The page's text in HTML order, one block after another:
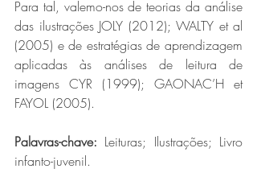
Para tal, valemo-nos de teorias da análise
das ilustrações JOLY (2012); WALTY et al
(2005) e de estratégias de aprendizagem
aplicadas às análises de leitura de
imagens CYR (1999); GAONAC’H et
FAYOL (2005).
Palavras-chave: Leituras; Ilustrações; Livro
infanto-juvenil.